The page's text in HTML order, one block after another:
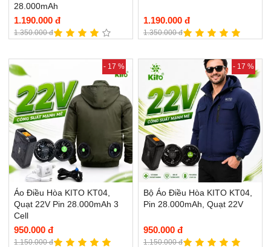
28.000mAh
1.190.000 đ
1.350.000 đ
1.190.000 đ
1.350.000 đ
- 17 %
Áo Điều Hòa KITO KT04,
Quạt 22V Pin 28.000mAh 3
Cell
950.000 đ
1.150.000 đ
- 17 %
Bộ Áo Điều Hòa KITO KT04,
Pin 28.000mAh, Quạt 22V
950.000 đ
1.150.000 đ